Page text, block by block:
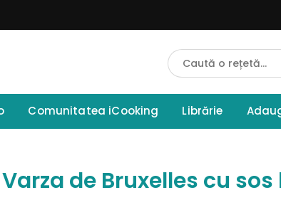
Cauta
Retete
Comunitatea iCooking Librărie
Varza de Bruxelles cu